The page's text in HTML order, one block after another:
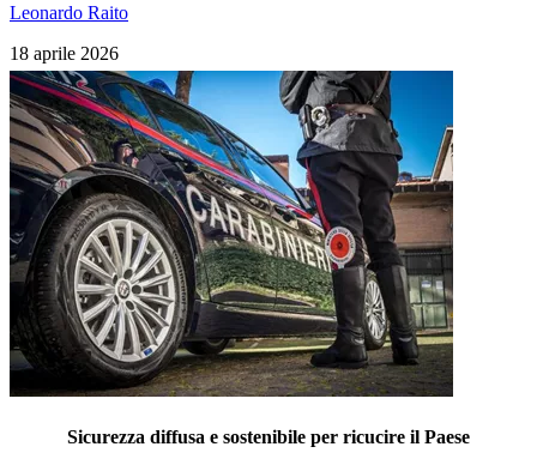
Leonardo Raito
18 aprile 2026
Sicurezza diffusa e sostenibile per ricucire il Paese